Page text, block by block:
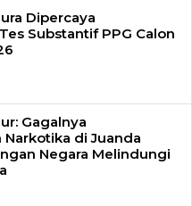
Dipercaya
Substantif PPG Calon
Gagalnya
di Juanda
Negara Melindungi